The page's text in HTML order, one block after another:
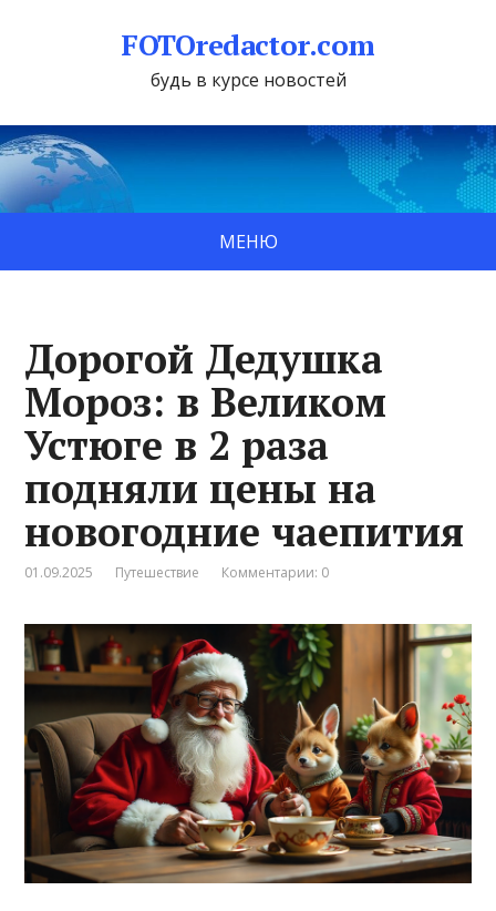
FOTOredactor.com
будь в курсе новостей
МЕНЮ
Дорогой Дедушка
Мороз: в Великом
Устюге в 2 раза
подняли цены на
новогодние чаепития
01.09.2025 Путешествие Комментарии: 0